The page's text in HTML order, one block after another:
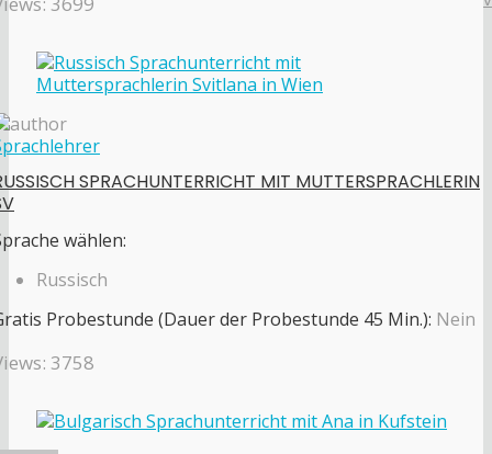
SPRACHUNTERRICHT MIT MUTTERSPRACHLERIN
wählen:
Russisch
Probestunde (Dauer der Probestunde 45 Min.): Nein
3758